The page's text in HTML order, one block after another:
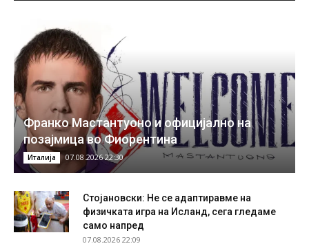
Франко Мастантуоно и официјално на
позајмица во Фиорентина
Италија 07.08.2026 22:30
Стојановски: Не се адаптиравме на
физичката игра на Исланд, сега гледаме
само напред
07.08.2026 22:09